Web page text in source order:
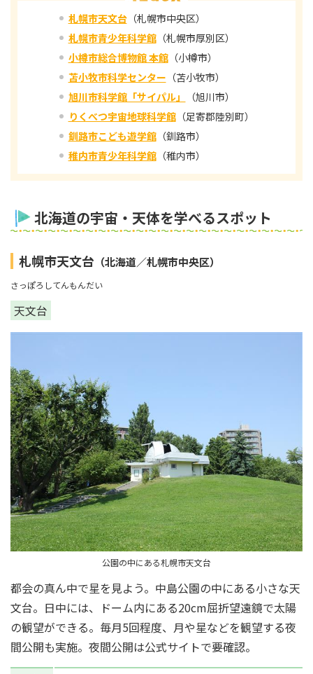
札幌市天文台（札幌市中央区）
札幌市青少年科学館（札幌市厚別区）
小樽市総合博物館 本館（小樽市）
苫小牧市科学センター （苫小牧市）
旭川市科学館「サイパル」
（旭川市）
りくべつ宇宙地球科学館（足寄郡陸別町）
釧路市こども遊学館（釧路市）
稚内市青少年科学館（稚内市）
北海道の宇宙・天体を学べるスポット
札幌市天文台 （北海道／札幌市中央区）
さっぽろしてんもんだい
天文台
公園の中にある札幌市天文台
都会の真ん中で星を見よう。中島公園の中にある小さな天
文台。日中には、ドーム内にある20cm屈折望遠鏡で太陽
の観望ができる。毎月5回程度、月や星などを観望する夜
間公開も実施。夜間公開は公式サイトで要確認。